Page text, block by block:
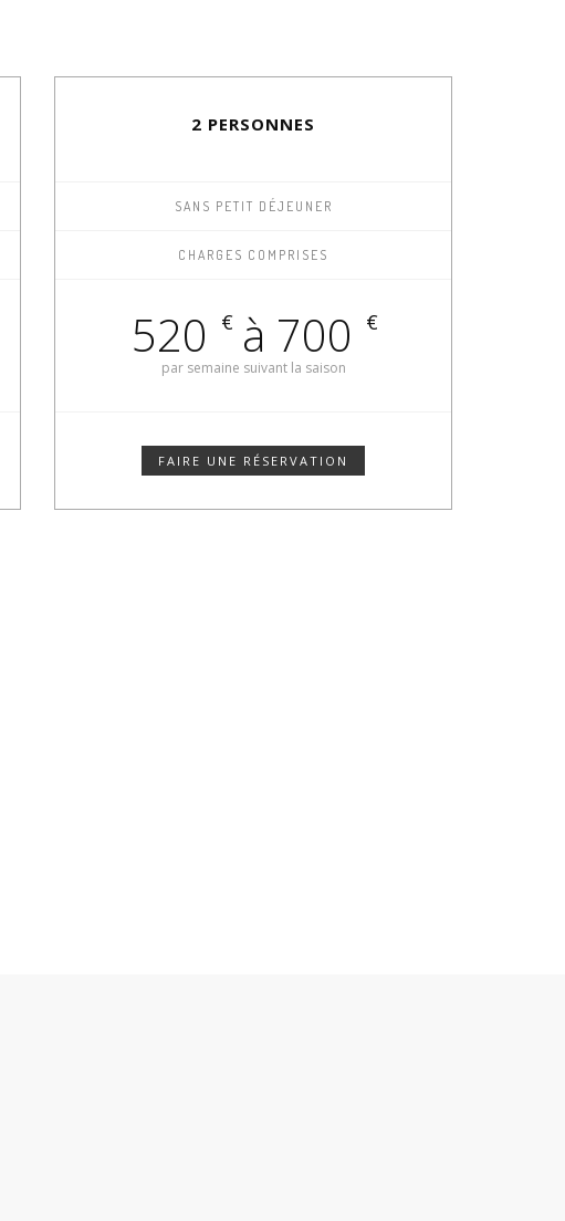
2 PERSONNES
SANS PETIT DÉJEUNER
CHARGES COMPRISES
520 €à 700 €
par semaine suivant la saison
FAIRE UNE RÉSERVATION